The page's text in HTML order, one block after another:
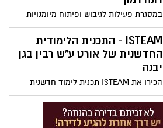
במסגרת פעילות לגיבוש ופיתוח מיומנויות
חברתיות ועבודת צוות, התקיימו השבוע לימי
ספורט חווייתיים לשכבות י' ו-ח' שאורגנו על
ידי צוות המורים לחינוך הגופני ולצוות החינוכי
של השכבה.
ISTEAM - התכנית הלימודית
החדשנית של אורט ע"ש רבין בגן
יבנה
הכירו את ISTEAM תכנית לימוד חדשנית
ודינמית בתחומי המדע, ההנדסה והטכנולוגיה
המותאמת לעולם המשתנה ולאתגרי המאה
ה-21, בהובלת רשת אורט.